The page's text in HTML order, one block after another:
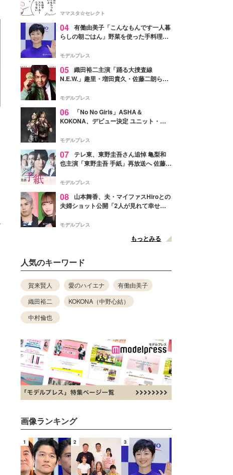
ママスタ☆セレクト
04 有働由美子「こんなもんです一人暮
らしの朝ごはん」野菜を使った手料理公
そう」と反響
モデルプレス
05 織田裕二主演「踊る大捜査線
N.E.W.」趣里・増田貴久・佐藤二朗ら新
徴する“謎のキーワード”も
モデルプレス
06
「No No Girls」ASHA＆
KOKONA、デビュー決定 ユニット・
リリースへ
モデルプレス
07 テレ東、東野圭吾さん追悼 亀梨和
也主演「東野圭吾 手紙」再放送へ 佐藤隆
モデルプレス
08
山本舞香、夫・マイファスHiroとの
夫婦ショット公開「2人が見れて幸せ」
モデルプレス
もっとみる
人気のキーワード
賀来賢人 愛のハイエナ
有働由美子
織田裕二
KOKONA（中野心結）
中村倫也
画像ランキング
1 2 3